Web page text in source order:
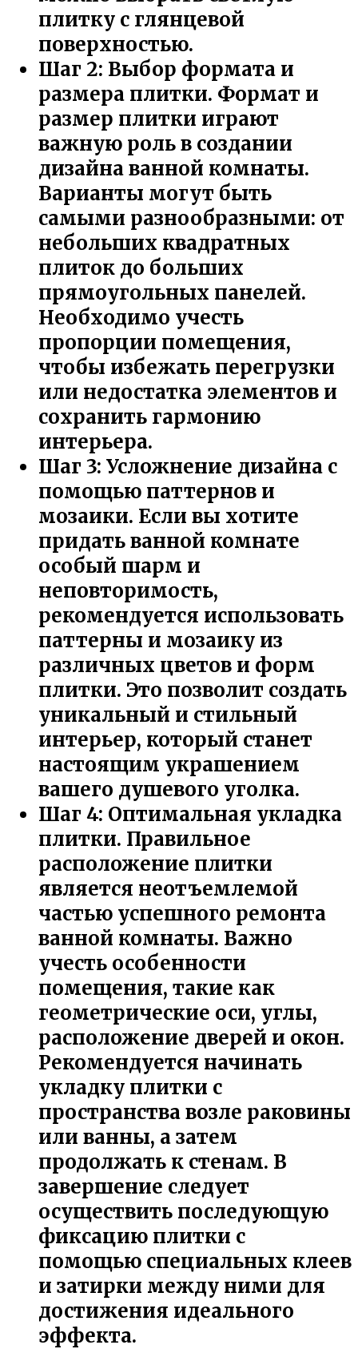
плитку с глянцевой
поверхностью.
Шаг 2: Выбор формата и
размера плитки. Формат и
размер плитки играют
важную роль в создании
дизайна ванной комнаты.
Варианты могут быть
самыми разнообразными: от
небольших квадратных
плиток до больших
прямоугольных панелей.
Необходимо учесть
пропорции помещения,
чтобы избежать перегрузки
или недостатка элементов и
сохранить гармонию
интерьера.
Шаг 3: Усложнение дизайна с
помощью паттернов и
мозаики. Если вы хотите
придать ванной комнате
особый шарм и
неповторимость,
рекомендуется использовать
паттерны и мозаику из
различных цветов и форм
плитки. Это позволит создать
уникальный и стильный
интерьер, который станет
настоящим украшением
вашего душевого уголка.
Шаг 4: Оптимальная укладка
плитки. Правильное
расположение плитки
является неотъемлемой
частью успешного ремонта
ванной комнаты. Важно
учесть особенности
помещения, такие как
геометрические оси, углы,
расположение дверей и окон.
Рекомендуется начинать
укладку плитки с
пространства возле раковины
или ванны, а затем
продолжать к стенам. В
завершение следует
осуществить последующую
фиксацию плитки с
помощью специальных клеев
и затирки между ними для
достижения идеального
эффекта.